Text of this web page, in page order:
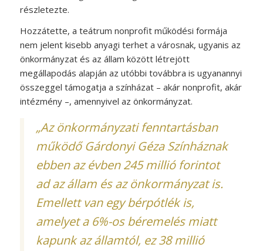
részletezte.
Hozzátette, a teátrum nonprofit működési formája
nem jelent kisebb anyagi terhet a városnak, ugyanis az
önkormányzat és az állam között létrejött
megállapodás alapján az utóbbi továbbra is ugyanannyi
összeggel támogatja a színházat – akár nonprofit, akár
intézmény –, amennyivel az önkormányzat.
„Az önkormányzati fenntartásban
működő Gárdonyi Géza Színháznak
ebben az évben 245 millió forintot
ad az állam és az önkormányzat is.
Emellett van egy bérpótlék is,
amelyet a 6%-os béremelés miatt
kapunk az államtól, ez 38 millió